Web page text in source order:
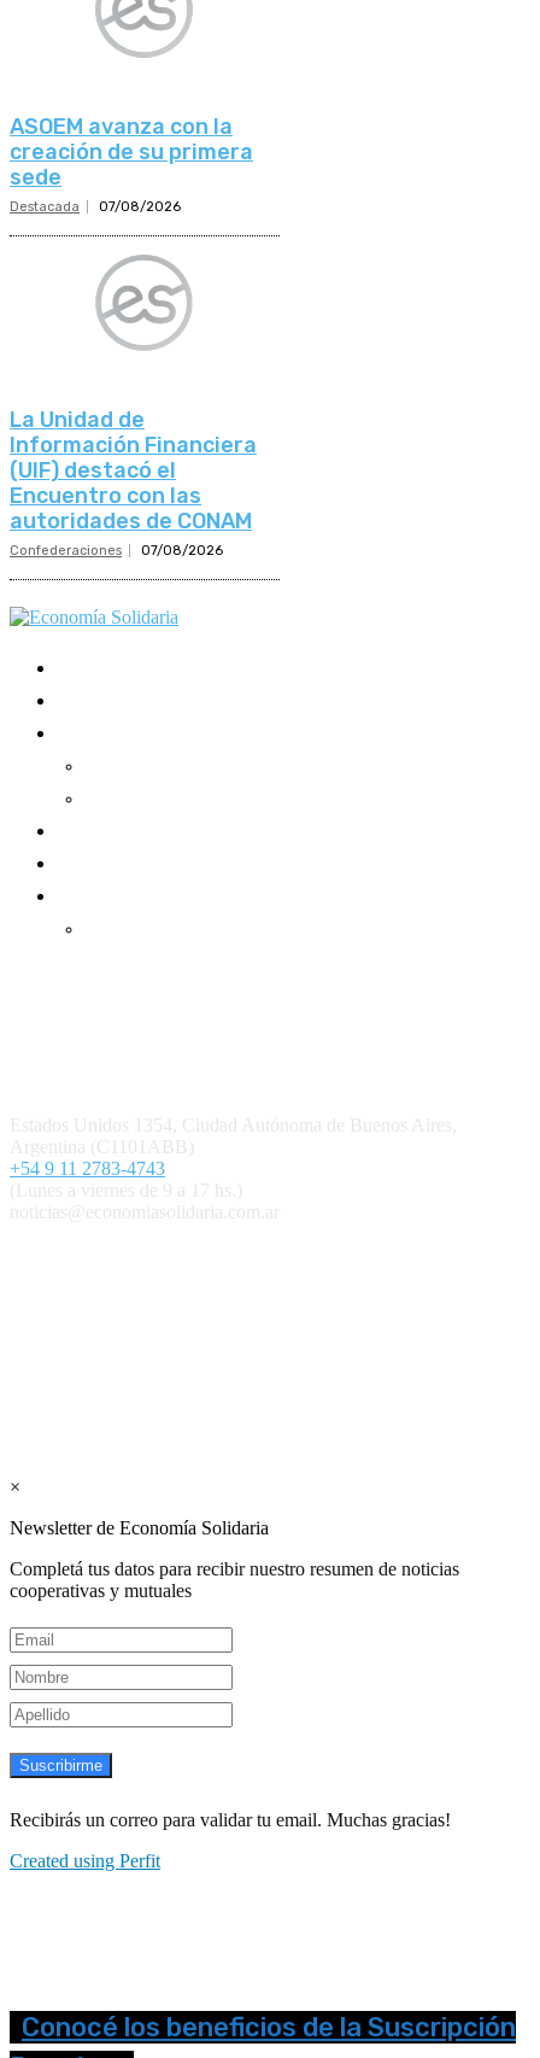
ASOEM avanza con la
creación de su primera
sede
Destacada 07/08/2026
La Unidad de
Información Financiera
(UIF) destacó el
Encuentro con las
autoridades de CONAM
Confederaciones 07/08/2026
Estados Unidos 1354, Ciudad Autónoma de Buenos Aires,
Argentina (C1101ABB)
+54 9 11 2783-4743
(Lunes a viernes de 9 a 17 hs.)
noticias@economiasolidaria.com.ar
×
Newsletter de Economía Solidaria
Completá tus datos para recibir nuestro resumen de noticias
cooperativas y mutuales
Suscribirme
Recibirás un correo para validar tu email. Muchas gracias!
Created using Perfit
Conocé los beneficios de la Suscripción